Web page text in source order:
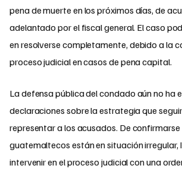
pena de muerte en los próximos días, de
adelantado por el fiscal general. El caso
en resolverse completamente, debido a la
proceso judicial en casos de pena capital.
La defensa pública del condado aún no ha
declaraciones sobre la estrategia que
representar a los acusados. De
guatemaltecos están en situación irregular,
intervenir en el proceso judicial con una